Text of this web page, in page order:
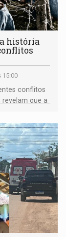
história
15:00
conflitos
que a